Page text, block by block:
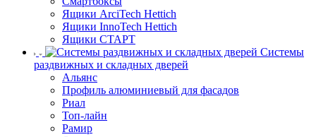
Ящики ArciTech Hettich
Ящики InnoTech Hettich
Ящики СТАРТ
Системы
раздвижных и складных дверей
Альянс
Профиль алюминиевый для фасадов
Риал
Топ-лайн
Рамир